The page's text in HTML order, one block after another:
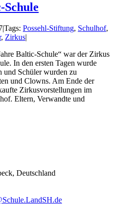
|Tags: Possehl-Stiftung, Schulhof,
, Zirkus|
Baltic-Schule“ war der Zirkus
In den ersten Tagen wurde
und Schüler wurden zu
und Clowns. Am Ende der
Zirkusvorstellungen im
Eltern, Verwandte und
Deutschland